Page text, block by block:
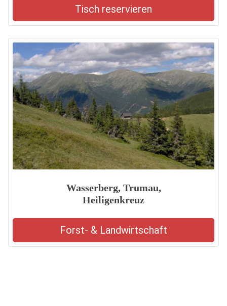
Tisch reservieren
Wasserberg, Trumau,
Heiligenkreuz
Forst- & Landwirtschaft